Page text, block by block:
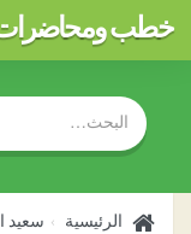
خطب
الرئيسية سعيد